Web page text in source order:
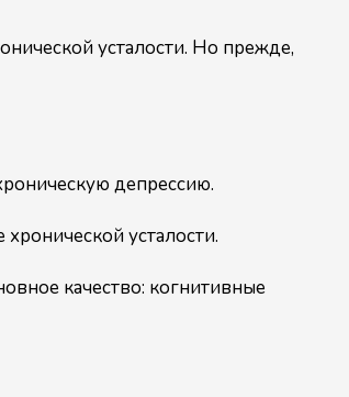
усталости. Но прежде,
депрессию.
усталости.
качество: когнитивные